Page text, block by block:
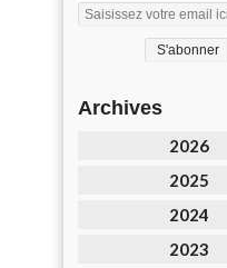
Archives
2026
2025
2024
2023